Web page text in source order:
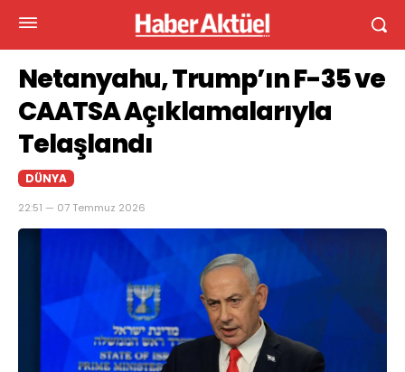
Netanyahu, Trump’ın F-35 ve
CAATSA Açıklamalarıyla
Telaşlandı
DÜNYA
22:51 — 07 Temmuz 2026